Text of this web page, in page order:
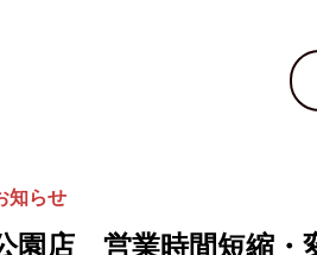
知らせ
園店 営業時間短縮・